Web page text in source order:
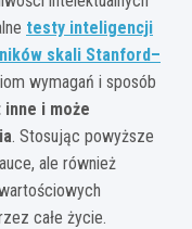
testy inteligencji
skali Stanford–
wymagań i sposób
i może
. Stosując powyższe
ale również
całe życie.